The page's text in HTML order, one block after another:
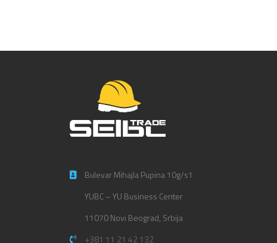
Bulevar Mihajla Pupina 10g/s1
YUBC – YU Business Center
11070 Novi Beograd, Srbija
+381 11 21 42 132